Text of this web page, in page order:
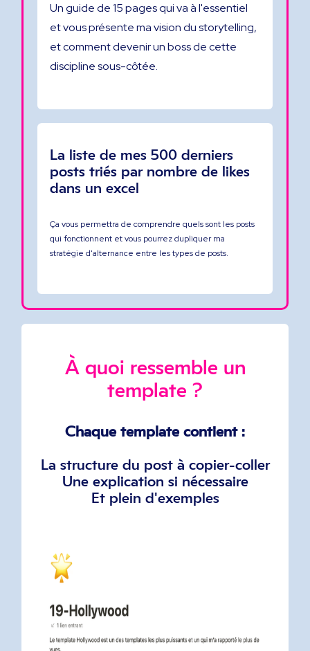
Un guide de 15 pages qui va à l'essentiel
et vous présente ma vision du storytelling,
et comment devenir un boss de cette
discipline sous-côtée.
La liste de mes 500 derniers
posts triés par nombre de likes
dans un excel
Ça vous permettra de comprendre quels sont les posts
qui fonctionnent et vous pourrez dupliquer ma
stratégie d'alternance entre les types de posts.
À quoi ressemble un
template ?
Chaque template contient :
La structure du post à copier-coller
Une explication si nécessaire
Et plein d'exemples